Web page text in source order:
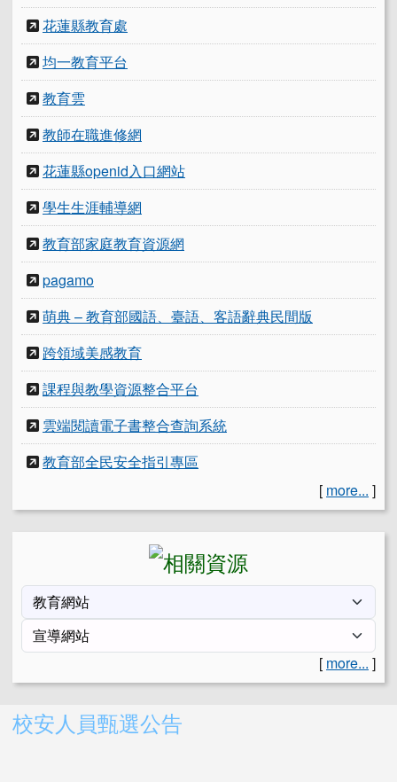
花蓮縣教育處
均一教育平台
教育雲
教師在職進修網
花蓮縣openid入口網站
學生生涯輔導網
教育部家庭教育資源網
pagamo
萌典 – 教育部國語、臺語、客語辭典民間版
跨領域美感教育
課程與教學資源整合平台
雲端閱讀電子書整合查詢系統
教育部全民安全指引專區
[ more... ]
[ more... ]
右邊區域內容
校安人員甄選公告